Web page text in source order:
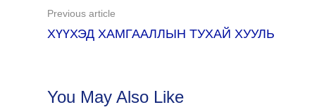
Previous article
ХҮҮХЭД ХАМГААЛЛЫН ТУХАЙ ХУУЛЬ
You May Also Like